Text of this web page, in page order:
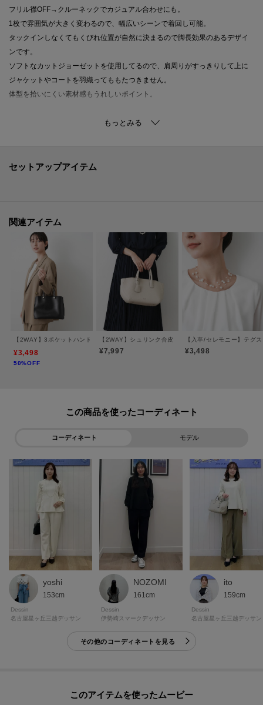
フリル襟OFF→クルーネックでカジュアル合わせにも。
1枚で雰囲気が大きく変わるので、幅広いシーンで着回し可能。
タックインしなくてもくびれ位置が自然に決まるので脚長効果のあるデザイ
ンです。
ソフトなカットジョーゼットを使用してるので、肩周りがすっきりして上に
ジャケットやコートを羽織ってももたつきません。
体型を拾いにくい素材感もうれしいポイント。
襟を取って会食やランチでも使えます。
【素材ポイント】
カットジョーゼット素材でお手入れ簡単。
ストレッチ性が高く、長時間の着用も快適です。
シワになりにくい素材が特徴です。
※照明の関係により、実際よりも色味が違って見える場合があります。ま
た、パソコン・スマートフォンなどの環境により、若干製品と画像のカラー
が異なる場合もございます。
セットアップアイテム
関連アイテム
【2WAY】3ポケットハンドバッグ
¥3,498
50%OFF
【2WAY】シュリンク合皮トートバッグ
¥7,997
【入卒/セレモニー】テグ
¥3,498
この商品を使った
コーディネート モデル
yoshi
153cm
Dessin
名古屋星ヶ丘三越デッサン
NOZOMI
161cm
Dessin
伊勢崎スマークデッサン
ito
159cm
Dessin
名古屋星ヶ丘三越デッサン
その他のコーディネートを見る
このアイテムを使ったムービー